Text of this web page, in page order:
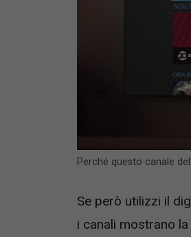
Perché questo canale
Se però utilizzi il
i canali mostrano